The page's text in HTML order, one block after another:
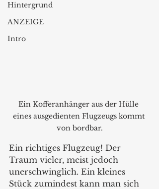
Hintergrund
ANZEIGE
Intro
Ein Kofferanhänger aus der Hülle
eines ausgedienten Flugzeugs kommt
von bordbar.
Ein richtiges Flugzeug! Der
Traum vieler, meist jedoch
unerschwinglich. Ein kleines
Stück zumindest kann man sich